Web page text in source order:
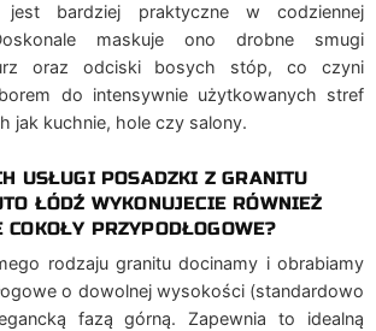
jest bardziej praktyczne w codziennej
maskuje ono drobne smugi
oraz odciski bosych stóp, co czyni
do intensywnie użytkowanych stref
jak kuchnie, hole czy salony.
USŁUGI POSADZKI Z GRANITU
ŁÓDŹ WYKONUJECIE RÓWNIEŻ
COKOŁY PRZYPODŁOGOWE?
rodzaju granitu docinamy i obrabiamy
o dowolnej wysokości (standardowo
fazą górną. Zapewnia to idealną